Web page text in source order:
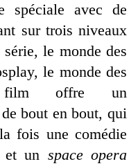
spéciale avec de
sur trois niveaux
le monde des
le monde des
film offre un
bout en bout, qui
fois une comédie
et un space opera